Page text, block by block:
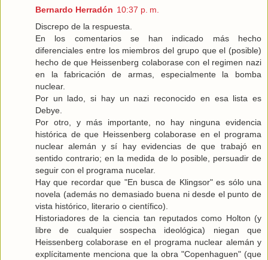
Bernardo Herradón 10:37 p. m.
Discrepo de la respuesta.
En los comentarios se han indicado más hecho
diferenciales entre los miembros del grupo que el (posible)
hecho de que Heissenberg colaborase con el regimen nazi
en la fabricación de armas, especialmente la bomba
nuclear.
Por un lado, si hay un nazi reconocido en esa lista es
Debye.
Por otro, y más importante, no hay ninguna evidencia
histórica de que Heissenberg colaborase en el programa
nuclear alemán y sí hay evidencias de que trabajó en
sentido contrario; en la medida de lo posible, persuadir de
seguir con el programa nucelar.
Hay que recordar que "En busca de Klingsor" es sólo una
novela (además no demasiado buena ni desde el punto de
vista histórico, literario o científico).
Historiadores de la ciencia tan reputados como Holton (y
libre de cualquier sospecha ideológica) niegan que
Heissenberg colaborase en el programa nuclear alemán y
explícitamente menciona que la obra "Copenhaguen" (que